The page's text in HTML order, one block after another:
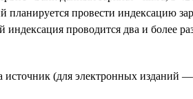
провести индексацию
индексация проводится два и
(для электронных изданий